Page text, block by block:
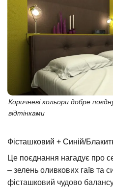
Коричневі кольори добре
відтінками
Фісташковий + Синій/
Це поєднання нагадує про
– зелень оливкових гаїв та
фісташковий чудово